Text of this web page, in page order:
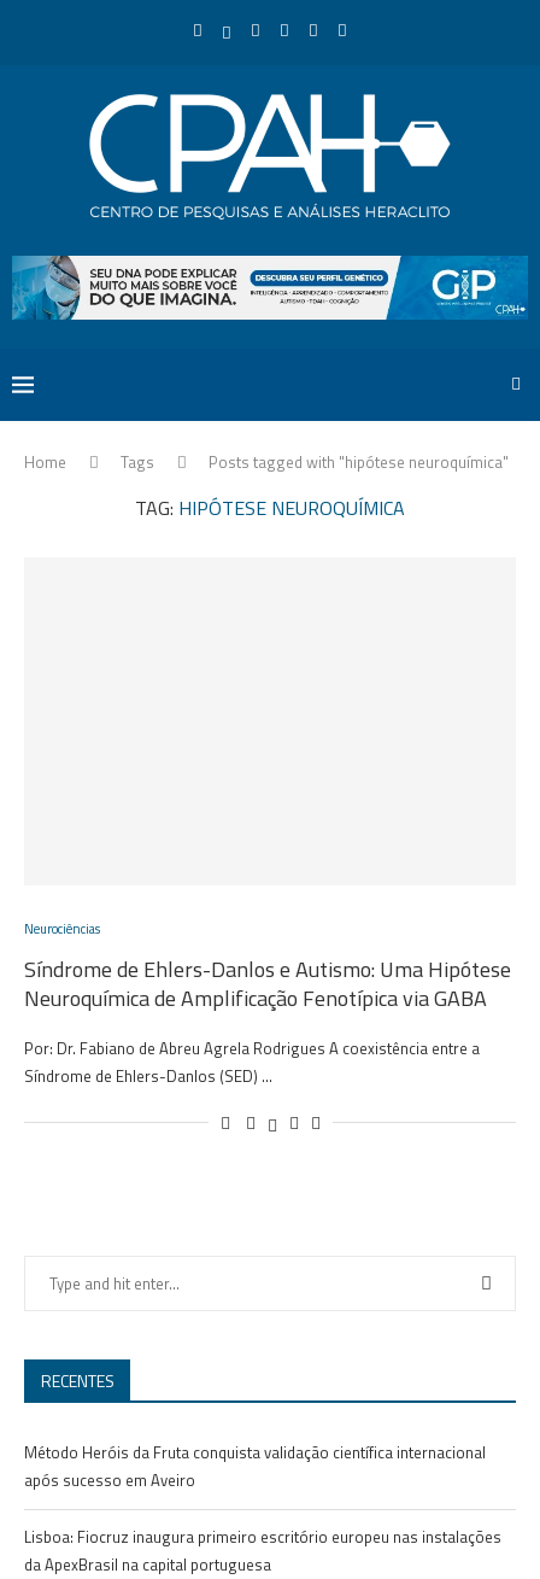
Home Tags Posts tagged with "hipótese neuroquímica"
TAG: HIPÓTESE NEUROQUÍMICA
Neurociências
Síndrome de Ehlers-Danlos e Autismo: Uma Hipótese
Neuroquímica de Amplificação Fenotípica via GABA
Por: Dr. Fabiano de Abreu Agrela Rodrigues A coexistência entre a
Síndrome de Ehlers-Danlos (SED) …
RECENTES
Método Heróis da Fruta conquista validação científica internacional
após sucesso em Aveiro
Lisboa: Fiocruz inaugura primeiro escritório europeu nas instalações
da ApexBrasil na capital portuguesa